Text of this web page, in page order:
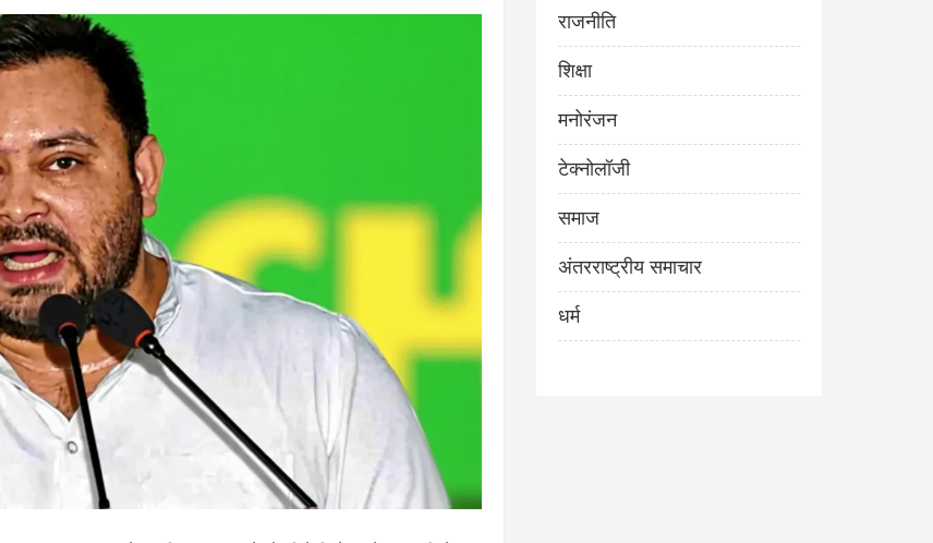
राजनीति
शिक्षा
मनोरंजन
टेक्नोलॉजी
समाज
अंतरराष्ट्रीय समाचार
धर्म